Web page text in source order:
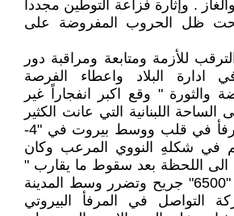
. وإثارة فزاعة التوطين مجدداً
تحت ظل الحروب المفروضة على
للأزمة ومتابعة ومراقبة دور
في ادارة البلاد واعطاء الفرصة
والثورة " وقع اكبر انفجاراً غير
اللبنانية التي عانت الكثير
لكن دوى إنفجار المرفأ في قلب ووسط بيروت في "4-
تم في شكلهِ النووي المرعب وكان
الى اللحظة بعد سقوط ما يقارب "
200" ضحية وحوالى "6500" جريح وتضرر وسط المدينة
التواصل في المرفأ البيروتي